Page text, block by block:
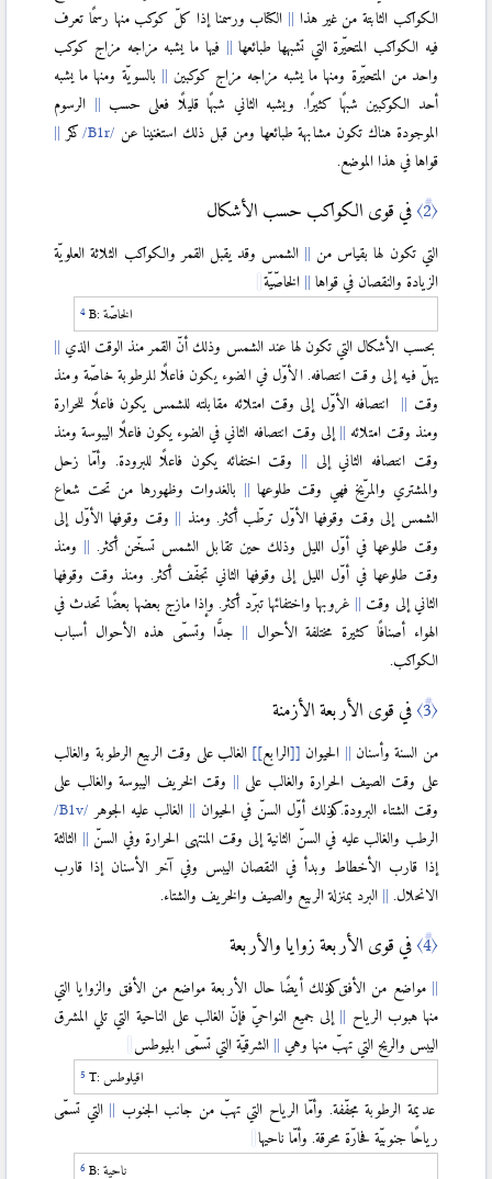
الكواكب الثابتة من غير هذا
الكتاب ورسمنا إذا كلّ كوكب منها رسمًا تعرف
فيه الكواكب المتحیّرة التي تشبهها طبائعها
فيها ما يشبه مزاجه مزاج كوكب
واحد من المتحیّرة ومنها ما یشبه مزاجه مزاج كوكبين
بالسويّة ومنها ما یشبه
أحد الكوكبين شبهًا كثيرًا. ویشبه الثاني شبهًا قليلًا فعلى حسب
الرسوم
الموجودة هناك تكون مشابهة طبائعها ومن قبل ذلك استغنينا عن
ذكر
قواها في هذا الموضع.
〈2〉 في قوى الكواكب حسب الأشكال
التي تكون لها بقياس من
الشمس وقد يقبل القمر والكواكب الثلاثة العلويّة
الزيادة والنقصان في قواها
الخاصّيّة
B: الخاصّة
بحسب الأشكال التي تكون لها عند الشمس وذلك أنّ القمر منذ الوقت الذي
يهلّ فيه إلى وقت انتصافه. الأوّل في الضوء يكون فاعلًا للرطوبة خاصّة ومنذ
وقت
انتصافه الأوّل إلى وقت امتلائه مقابلته للشمس يكون فاعلًا للحرارة
ومنذ وقت امتلائه
إلى وقت انتصافه الثاني في الضوء يكون فاعلًا اليبوسة ومنذ
وقت انتصافه الثاني إلى
وقت اختفائه يكون فاعلًا للبرودة. وأمّا زحل
والمشتري والمرّيخ فهي وقت طلوعها
بالغدوات وظهورها من تحت شعاع
الشمس إلى وقت وقوفها الأوّل ترطّب أكثر. ومنذ
وقت وقوفها الأوّل إلى
وقت طلوعها في أوّل الليل وذلك حين تقابل الشمس تسخّن أكثر.
ومنذ
وقت طلوعها في أوّل الليل إلى وقوفها الثاني تجفّف أكثر. ومنذ وقت وقوفها
الثاني إلى وقت
غروبها واختفائها تبرّد أكثر. وإذا مازج بعضها بعضًا تحدث في
الهواء أصنافًا كثيرة مختلفة الأحوال
جدًّا وتسمّى هذه الأحوال أسباب
الكواكب.
〈3〉 في قوى الأربعة الأزمنة
من السنة وأسنان الحيوان [
[الرابع]
] الغالب على وقت الربيع الرطوبة والغالب
على وقت الصيف الحرارة والغالب على
وقت الخريف اليبوسة والغالب على
وقت الشتاء البرودة. وكذلك أوّل السنّ في الحيوان
الغالب عليه الجوهر
الرطب والغالب عليه في السنّ الثانية إلى وقت المنتهى الحرارة وفي السنّ
الثالثة
إذا قارب الأخطاط وبدأ في النقصان اليبس وفي آخر الأسنان إذا قارب
الانحلال.
البرد بمنزلة الربيع والصيف والخريف والشتاء.
〈4〉 في قوى الأربعة زوايا والأربعة
مواضع من الأفق وكذلك أيضًا حال الأربعة مواضع من الأفق والزوايا التي
منها هبوب الرياح
إلى جميع النواحيّ فإنّ الغالب على الناحية التي تلي المشرق
اليبس والريح التي تهبّ منها وهي
الشرقيّة التي تسمّى ابليوطس
T: اقيلوطس
عديمة الرطوبة مجفّفة. وأمّا الرياح التي تهبّ من جانب الجنوب
التي تسمّى
رياحًا جنوبيّة فحارّة محرقة. وأمّا ناحيها
B: ناحية